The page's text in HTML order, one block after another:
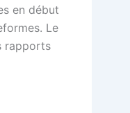
en début
Le
rapports